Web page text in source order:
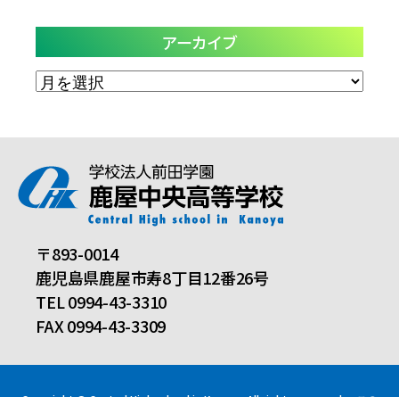
アーカイブ
ア
ブ
〒893-0014
鹿児島県鹿屋市寿8丁目12番26号
TEL 0994-43-3310
FAX 0994-43-3309